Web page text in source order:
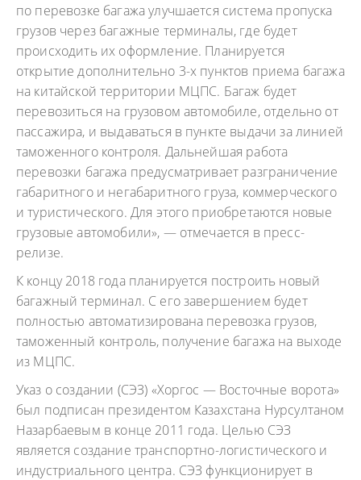
по перевозке багажа улучшается система пропуска
грузов через багажные терминалы, где будет
происходить их оформление. Планируется
открытие дополнительно 3-х пунктов приема багажа
на китайской территории МЦПС. Багаж будет
перевозиться на грузовом автомобиле, отдельно от
пассажира, и выдаваться в пункте выдачи за линией
таможенного контроля. Дальнейшая работа
перевозки багажа предусматривает разграничение
габаритного и негабаритного груза, коммерческого
и туристического. Для этого приобретаются новые
грузовые автомобили», — отмечается в пресс-
релизе.
К концу 2018 года планируется построить новый
багажный терминал. С его завершением будет
полностью автоматизирована перевозка грузов,
таможенный контроль, получение багажа на выходе
из МЦПС.
Указ о создании (СЭЗ) «Хоргос — Восточные ворота»
был подписан президентом Казахстана Нурсултаном
Назарбаевым в конце 2011 года. Целью СЭЗ
является создание транспортно-логистического и
индустриального центра. СЭЗ функционирует в